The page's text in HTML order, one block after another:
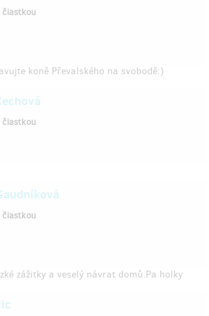
koně Převalského na svobodě:)
čiastkou
čiastkou
zážitky a veselý návrat domů.Pa holky
čiastkou